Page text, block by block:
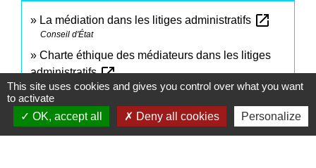
La médiation dans les litiges administratifs open_in_new
Conseil d'État
Charte éthique des médiateurs dans les litiges
administratifsopen_in_new
Conseil d'État
Signaler une erreur sur cette page
This site uses cookies and gives you control over what you want
to activate
OK, accept all
Deny all cookies Personalize